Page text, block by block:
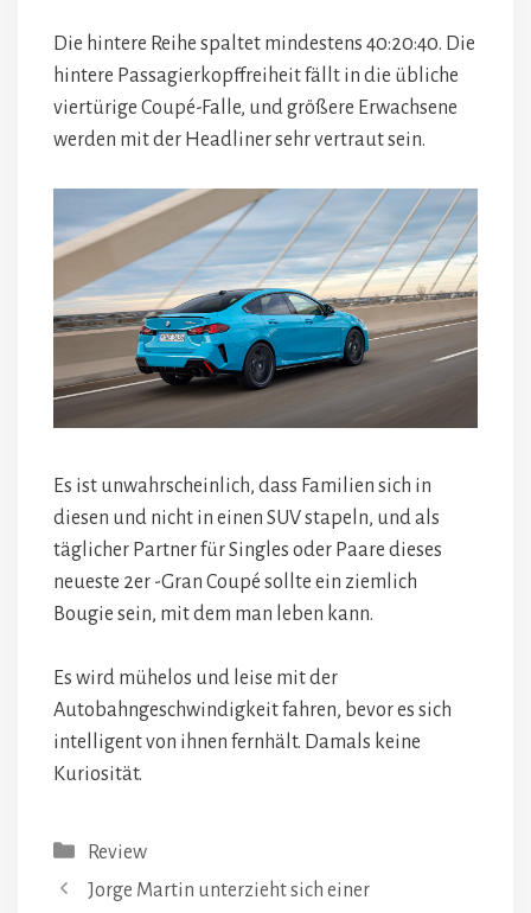
Die hintere Reihe spaltet mindestens 40:20:40. Die
hintere Passagierkopffreiheit fällt in die übliche
viertürige Coupé-Falle, und größere Erwachsene
werden mit der Headliner sehr vertraut sein.
Es ist unwahrscheinlich, dass Familien sich in
diesen und nicht in einen SUV stapeln, und als
täglicher Partner für Singles oder Paare dieses
neueste 2er -Gran Coupé sollte ein ziemlich
Bougie sein, mit dem man leben kann.
Es wird mühelos und leise mit der
Autobahngeschwindigkeit fahren, bevor es sich
intelligent von ihnen fernhält. Damals keine
Kuriosität.
Kategorien
Review
Jorge Martin unterzieht sich einer